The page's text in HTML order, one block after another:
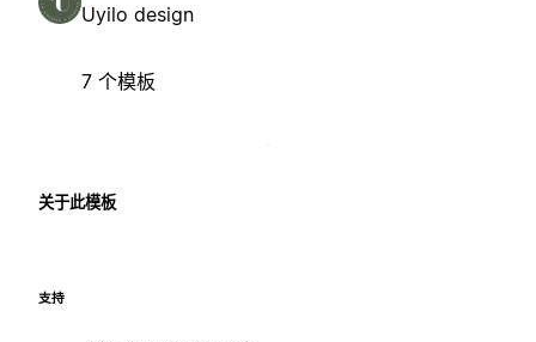
Uyilo design
7 个模板
关于此模板
支持